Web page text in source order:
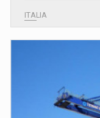
ITALIA